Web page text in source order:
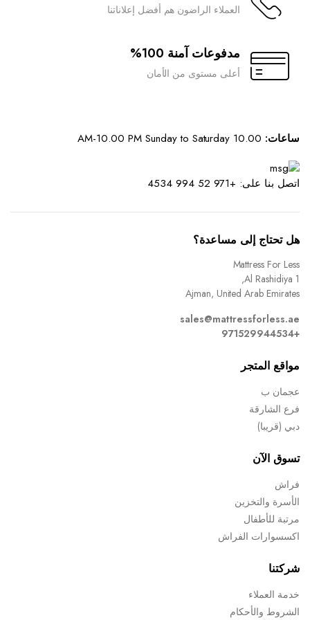
العملاء الراضون هم أفضل إعلاناتنا
مدفوعات آمنة 100%
أعلى مستوى من الأمان
ساعات:
اتصل بنا على: +971 52 994 4534
هل تحتاج إلى مساعدة؟
Mattress For Less
Al Rashidiya 1,
Ajman, United Arab Emirates
sales@mattressforless.ae
+971529944534
مواقع المتجر
عجمان ب
فرع الشارقة
دبي (قريبا)
تسوق الآن
فراش
الأسرة والتخزين
مرتبة للأطفال
اكسسوارات الفراش
شركتنا
خدمة العملاء
الشروط والأحكام